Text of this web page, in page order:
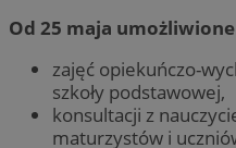
Od 25 maja
zajęć opiekuńczo-
szkoły podstawowej,
konsultacji z
maturzystów i